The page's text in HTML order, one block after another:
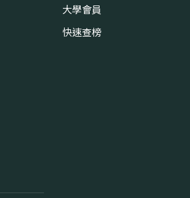
大學會員
快速查榜